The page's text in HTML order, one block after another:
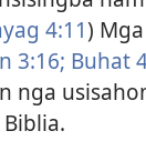
4:11)
3:16; Buhat
nga